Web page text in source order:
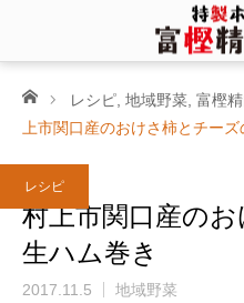
ホームレシピ 地域野菜 富樫
上市関口産のおけさ柿とチー
レシピ
村上市関口産の
生ハム巻き
2017.11.5 地域野菜